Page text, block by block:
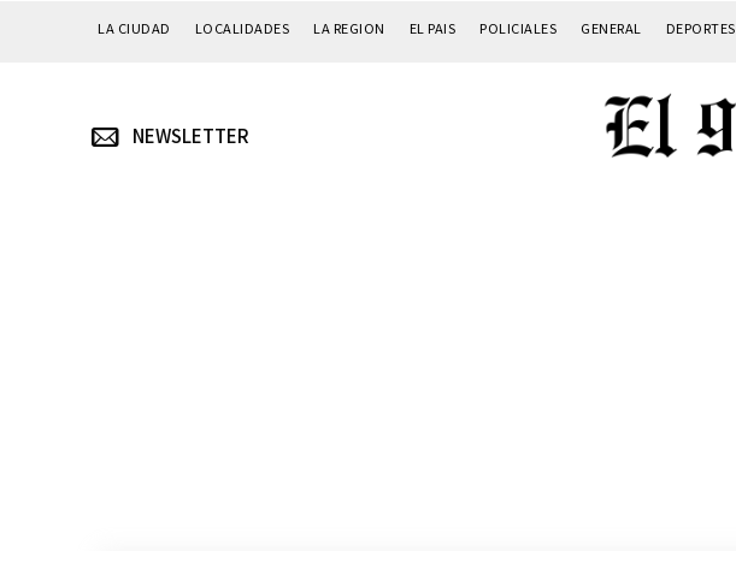
LA CIUDAD LOCALIDADES LA REGION EL PAIS POLICIALES GENERAL DEPORTES
NEWSLETTER